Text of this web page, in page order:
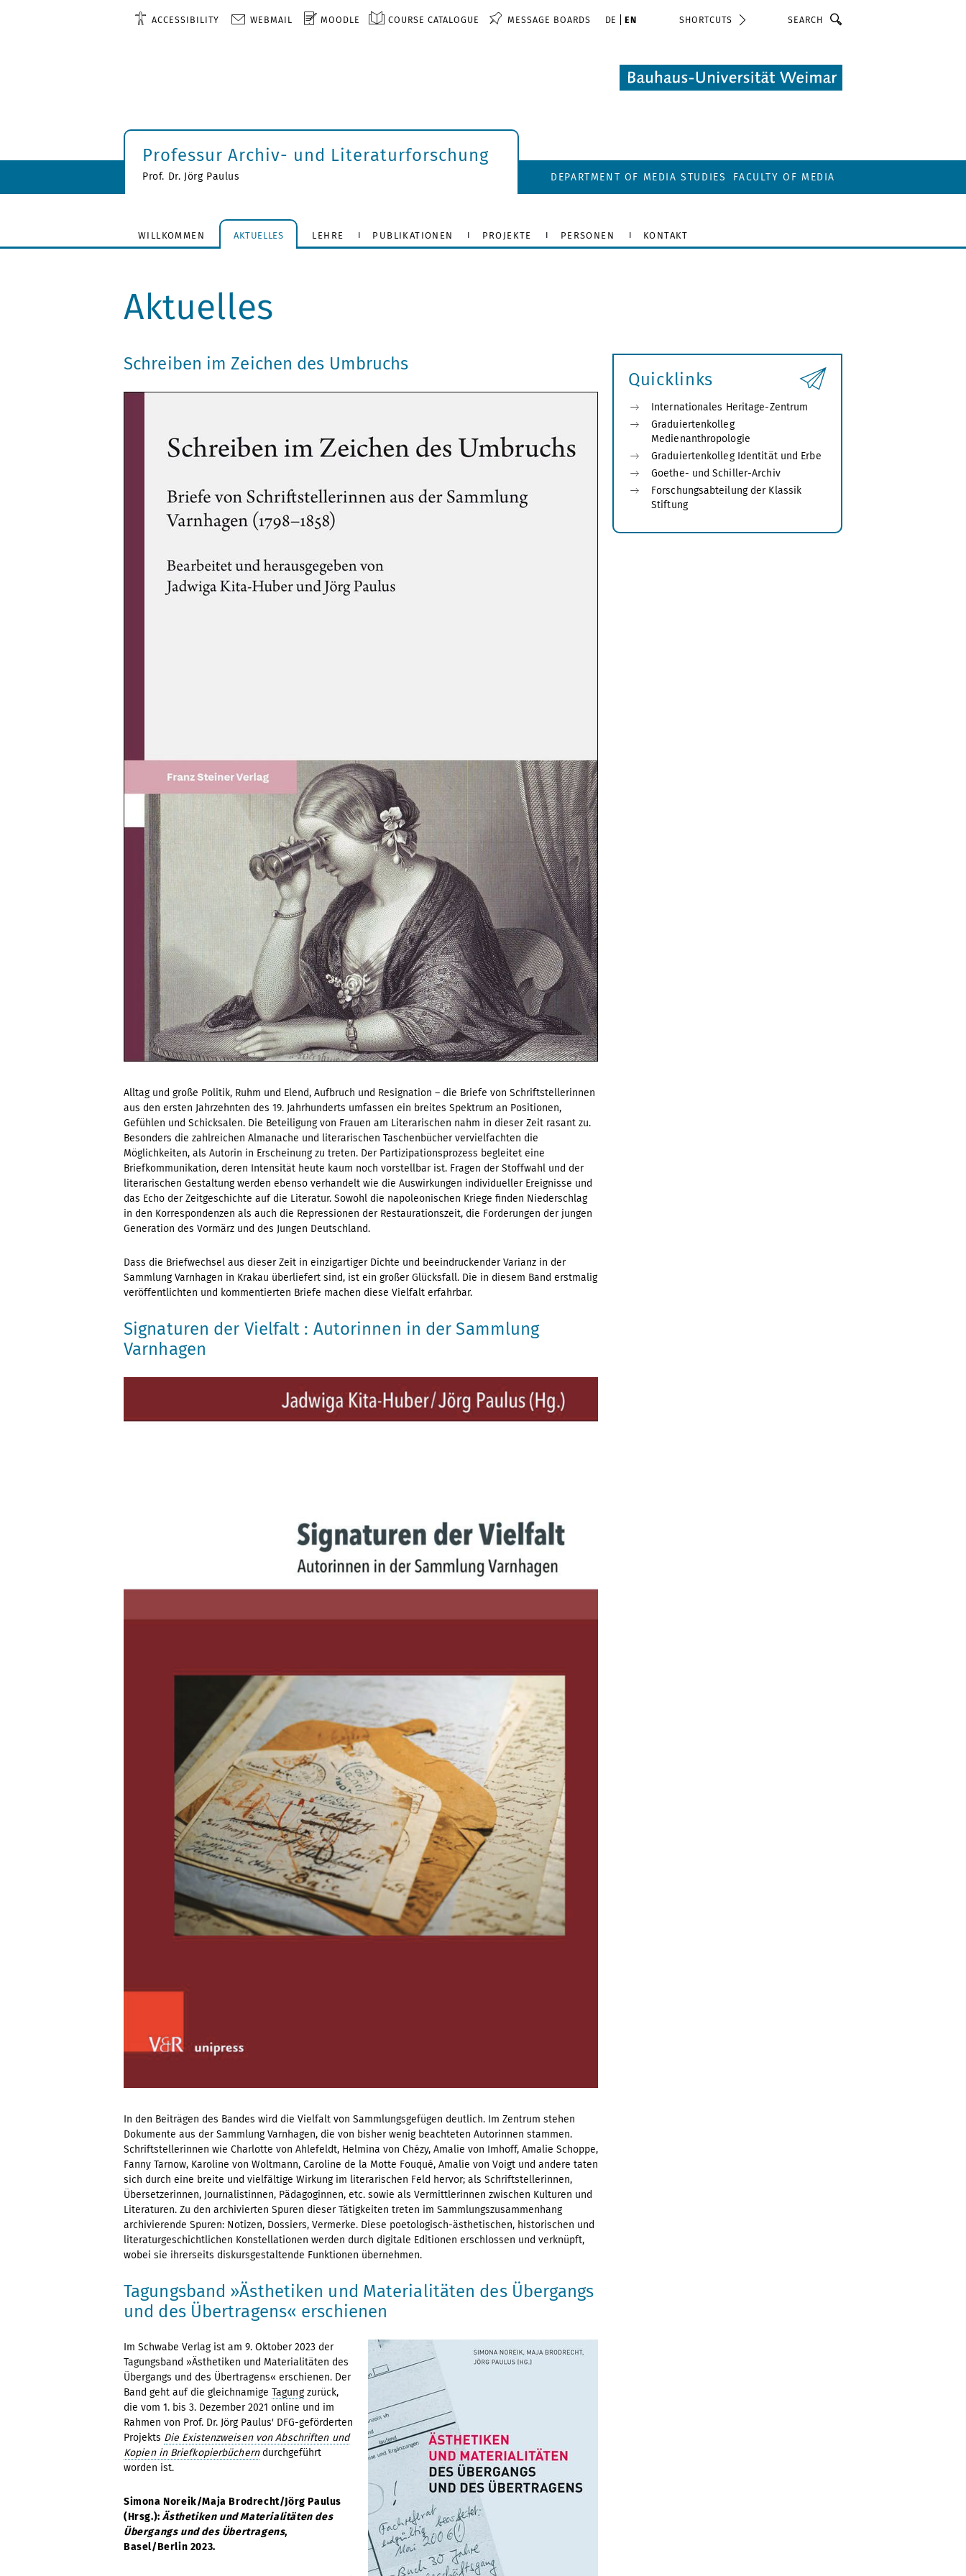
ACCESSIBILITY WEBMAIL MOODLE COURSE CATALOGUE MESSAGE BOARDS DE EN SHORTCUTS
Professur Archiv- und Literaturforschung
Prof. Dr. Jörg Paulus DEPARTMENT OF MEDIA STUDIES FACULTY OF MEDIA
WILLKOMMEN AKTUELLES LEHRE PUBLIKATIONEN PROJEKTE PERSONEN KONTAKT
Aktuelles
Schreiben im Zeichen des Umbruchs
Alltag und große Politik, Ruhm und Elend, Aufbruch und Resignation – die Briefe von Schriftstellerinnen
aus den ersten Jahrzehnten des 19. Jahrhunderts umfassen ein breites Spektrum an Positionen,
Gefühlen und Schicksalen. Die Beteiligung von Frauen am Literarischen nahm in dieser Zeit rasant zu.
Besonders die zahlreichen Almanache und literarischen Taschenbücher vervielfachten die
Möglichkeiten, als Autorin in Erscheinung zu treten. Der Partizipationsprozess begleitet eine
Briefkommunikation, deren Intensität heute kaum noch vorstellbar ist. Fragen der Stoffwahl und der
literarischen Gestaltung werden ebenso verhandelt wie die Auswirkungen individueller Ereignisse und
das Echo der Zeitgeschichte auf die Literatur. Sowohl die napoleonischen Kriege finden Niederschlag
in den Korrespondenzen als auch die Repressionen der Restaurationszeit, die Forderungen der jungen
Generation des Vormärz und des Jungen Deutschland.
Dass die Briefwechsel aus dieser Zeit in einzigartiger Dichte und beeindruckender Varianz in der
Sammlung Varnhagen in Krakau überliefert sind, ist ein großer Glücksfall. Die in diesem Band erstmalig
veröffentlichten und kommentierten Briefe machen diese Vielfalt erfahrbar.
Signaturen der Vielfalt : Autorinnen in der Sammlung
Varnhagen
In den Beiträgen des Bandes wird die Vielfalt von Sammlungsgefügen deutlich. Im Zentrum stehen
Dokumente aus der Sammlung Varnhagen, die von bisher wenig beachteten Autorinnen stammen.
Schriftstellerinnen wie Charlotte von Ahlefeldt, Helmina von Chézy, Amalie von Imhoff, Amalie Schoppe,
Fanny Tarnow, Karoline von Woltmann, Caroline de la Motte Fouqué, Amalie von Voigt und andere taten
sich durch eine breite und vielfältige Wirkung im literarischen Feld hervor; als Schriftstellerinnen,
Übersetzerinnen, Journalistinnen, Pädagoginnen, etc. sowie als Vermittlerinnen zwischen Kulturen und
Literaturen. Zu den archivierten Spuren dieser Tätigkeiten treten im Sammlungszusammenhang
archivierende Spuren: Notizen, Dossiers, Vermerke. Diese poetologisch-ästhetischen, historischen und
literaturgeschichtlichen Konstellationen werden durch digitale Editionen erschlossen und verknüpft,
wobei sie ihrerseits diskursgestaltende Funktionen übernehmen.
Tagungsband »Ästhetiken und Materialitäten des Übergangs
und des Übertragens« erschienen
Im Schwabe Verlag ist am 9. Oktober 2023 der
Tagungsband »Ästhetiken und Materialitäten des
Übergangs und des Übertragens« erschienen. Der
Band geht auf die gleichnamige Tagungzurück,
die vom 1. bis 3. Dezember 2021 online und im
Rahmen von Prof. Dr. Jörg Paulus' DFG-geförderten
Projekts Die Existenzweisen von Abschriften und
Kopien in Briefkopierbücherndurchgeführt
worden ist.
Simona Noreik/Maja Brodrecht/Jörg Paulus
(Hrsg.):Ästhetiken und Materialitäten des
Übergangs und des Übertragens,
Basel/Berlin 2023.
Quicklinks
Internationales Heritage-Zentrum
Graduiertenkolleg
Medienanthropologie
Graduiertenkolleg Identität und Erbe
Goethe- und Schiller-Archiv
Forschungsabteilung der Klassik
Stiftung